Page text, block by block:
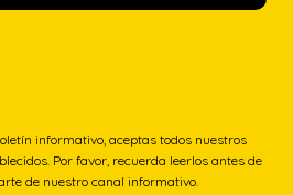
informativo, aceptas todos nuestros
Por favor, recuerda leerlos antes de
de nuestro canal informativo.